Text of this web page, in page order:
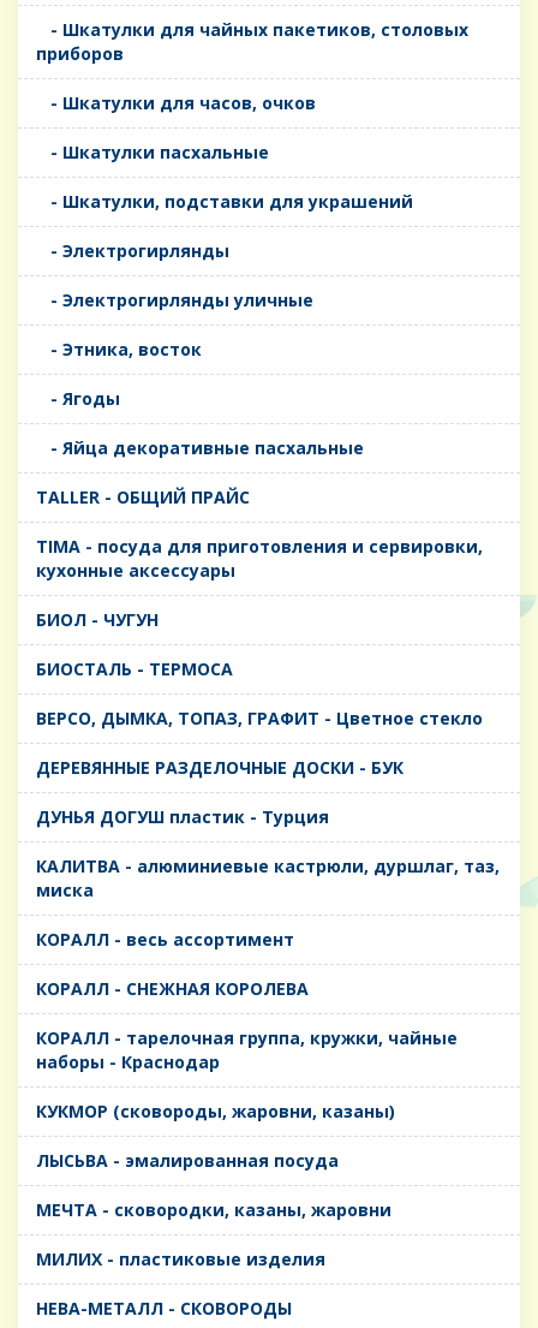
- Шкатулки для чайных пакетиков, столовых
приборов
- Шкатулки для часов, очков
- Шкатулки пасхальные
- Шкатулки, подставки для украшений
- Электрогирлянды
- Электрогирлянды уличные
- Этника, восток
- Ягоды
- Яйца декоративные пасхальные
TALLER - ОБЩИЙ ПРАЙС
TIMA - посуда для приготовления и сервировки,
кухонные аксессуары
БИОЛ - ЧУГУН
БИОСТАЛЬ - ТЕРМОСА
ВЕРСО, ДЫМКА, ТОПАЗ, ГРАФИТ - Цветное стекло
ДЕРЕВЯННЫЕ РАЗДЕЛОЧНЫЕ ДОСКИ - БУК
ДУНЬЯ ДОГУШ пластик - Турция
КАЛИТВА - алюминиевые кастрюли, дуршлаг, таз,
миска
КОРАЛЛ - весь ассортимент
КОРАЛЛ - СНЕЖНАЯ КОРОЛЕВА
КОРАЛЛ - тарелочная группа, кружки, чайные
наборы - Краснодар
КУКМОР (сковороды, жаровни, казаны)
ЛЫСЬВА - эмалированная посуда
МЕЧТА - сковородки, казаны, жаровни
МИЛИХ - пластиковые изделия
НЕВА-МЕТАЛЛ - СКОВОРОДЫ